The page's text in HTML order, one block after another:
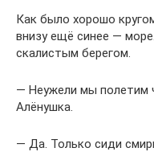
Как было хорошо
внизу ещё синее —
скалистым берегом.
— Неужели мы полетим
Алёнушка.
— Да. Только сиди